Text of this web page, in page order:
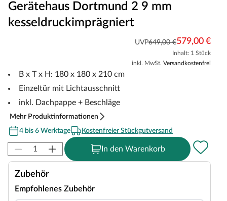
Gerätehaus Dortmund 2 9 mm
kesseldruckimprägniert
UVP649,00 €579,00 €
Inhalt: 1 Stück
inkl. MwSt. Versandkostenfrei
B x T x H: 180 x 180 x 210 cm
Einzeltür mit Lichtausschnitt
inkl. Dachpappe + Beschläge
Mehr Produktinformationen
4 bis 6 Werktage
Kostenfreier Stückgutversand
In den Warenkorb
Zubehör
Empfohlenes Zubehör